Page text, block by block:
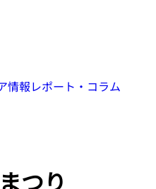
情報レポート・コラム
つり